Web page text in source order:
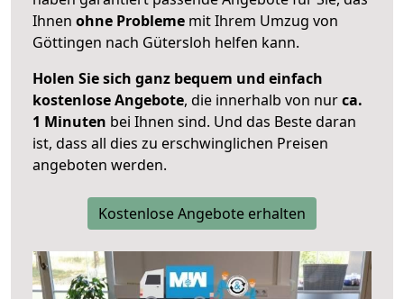
Ihnen ohne Probleme mit Ihrem Umzug von
Göttingen nach Gütersloh helfen kann.
Holen Sie sich ganz bequem und einfach
kostenlose Angebote, die innerhalb von nurca.
1 Minuten bei Ihnen sind. Und das Beste daran
ist, dass all dies zu erschwinglichen Preisen
angeboten werden.
Kostenlose Angebote erhalten